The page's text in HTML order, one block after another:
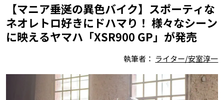
【マニア垂涎の異色バイク】スポーティな
ネオレトロ好きにドハマり！ 様々なシーン
に映えるヤマハ「XSR900 GP」が発売
執筆者： ライター/安室淳一